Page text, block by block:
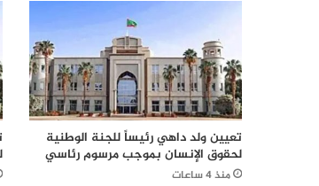
تعيين ولد داهي رئيساً للجنة الوطنية
لحقوق الإنسان بموجب مرسوم رئاسي
منذ 4 ساعات